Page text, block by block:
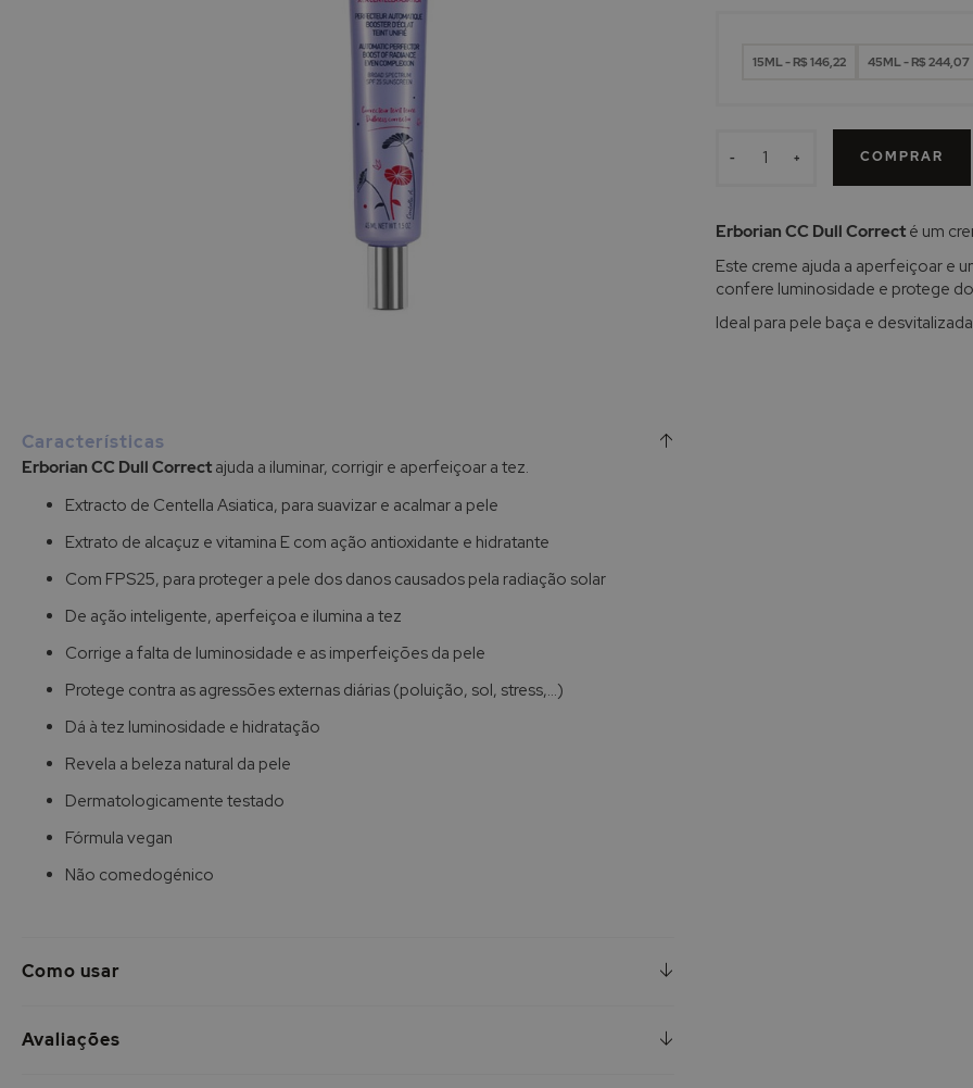
início
da
Galeria
15ML - R$ 146,22 45ML - R$ 244,07
- + COMPRAR
Erborian CC Dull Correcté um
Este creme ajuda a aperfeiçoar e
confere luminosidade e protege
Ideal para pele baça e
Características
Erborian CC Dull Correct ajuda a iluminar, corrigir e aperfeiçoar a tez.
Extracto de Centella Asiatica, para suavizar e acalmar a pele
Extrato de alcaçuz e vitamina E com ação antioxidante e hidratante
Com FPS25, para proteger a pele dos danos causados pela radiação solar
De ação inteligente, aperfeiçoa e ilumina a tez
Corrige a falta de luminosidade e as imperfeições da pele
Protege contra as agressões externas diárias (poluição, sol, stress,...)
Dá à tez luminosidade e hidratação
Revela a beleza natural da pele
Dermatologicamente testado
Fórmula vegan
Não comedogénico
Como usar
Avaliações